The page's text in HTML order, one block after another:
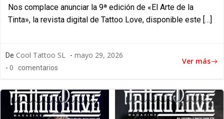
Nos complace anunciar la 9ª edición de «El Arte de la
Tinta», la revista digital de Tattoo Love, disponible este […]
De Cool Tattoo SL - mayo 29, 2026
- 0 comentarios
Ver más